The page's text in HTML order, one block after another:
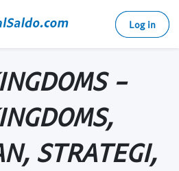
Log in
-
STRATEGI,